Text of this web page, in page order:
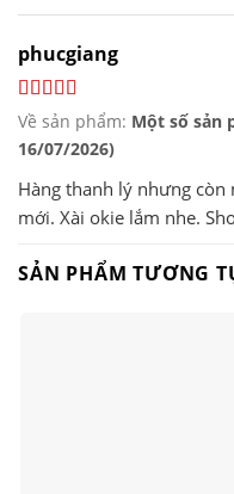
phucgiang
Về sản phẩm: Một số sản
16/07/2026)
Hàng thanh lý nhưng
mới. Xài okie lắm nhe.
SẢN PHẨM TƯƠNG